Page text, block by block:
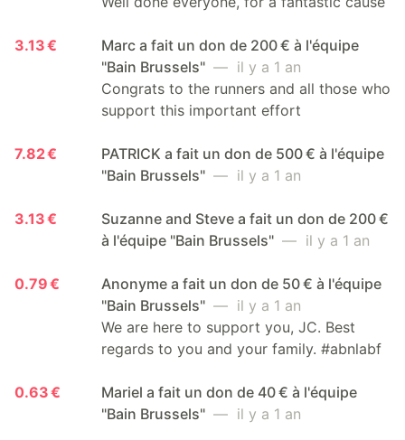
3.13 €
Marc a fait un don de 200 € à l'équipe
"Bain Brussels" — il y a 1 an
Congrats to the runners and all those who
support this important effort
7.82 €
PATRICK a fait un don de 500 € à l'équipe
"Bain Brussels" — il y a 1 an
3.13 €
Suzanne and Steve a fait un don de 200 €
à l'équipe "Bain Brussels" — il y a 1 an
0.79 €
Anonyme a fait un don de 50 € à l'équipe
"Bain Brussels" — il y a 1 an
We are here to support you, JC. Best
regards to you and your family. #abnlabf
0.63 €
Mariel a fait un don de 40 € à l'équipe
"Bain Brussels" — il y a 1 an